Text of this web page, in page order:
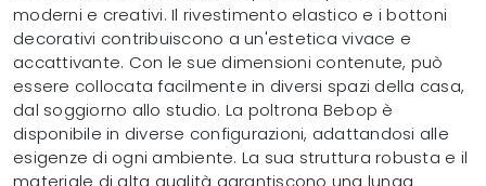
moderni e creativi. Il rivestimento elastico e i bottoni
decorativi contribuiscono a un'estetica vivace e
accattivante. Con le sue dimensioni contenute, può
essere collocata facilmente in diversi spazi della casa,
dal soggiorno allo studio. La poltrona Bebop è
disponibile in diverse configurazioni, adattandosi alle
esigenze di ogni ambiente. La sua struttura robusta e il
materiale di alta qualità garantiscono una lunga